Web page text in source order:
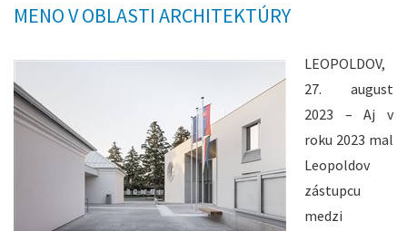
MENO V OBLASTI ARCHITEKTÚRY
LEOPOLDOV,
27. august
2023 – Aj v
roku 2023 mal
Leopoldov
zástupcu
medzi